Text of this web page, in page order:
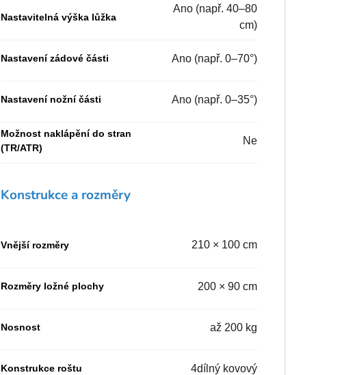
Nastavitelná výška lůžka
Ano (např. 40–80
cm)
Nastavení zádové části Ano (např. 0–70°)
Nastavení nožní části Ano (např. 0–35°)
Možnost naklápění do stran
(TR/ATR)
Ne
Konstrukce a rozměry
Vnější rozměry 210 × 100 cm
Rozměry ložné plochy 200 × 90 cm
Nosnost až 200 kg
Konstrukce roštu 4dílný kovový